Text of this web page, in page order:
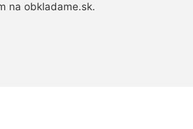
na obkladame.sk.